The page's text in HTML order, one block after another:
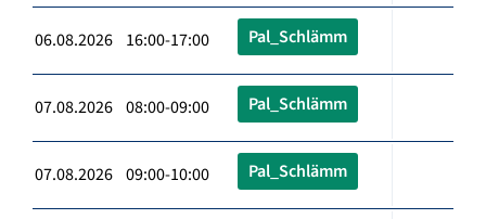
06.08.2026 16:00-17:00 Pal_Schlämm
07.08.2026 08:00-09:00 Pal_Schlämm
07.08.2026 09:00-10:00 Pal_Schlämm